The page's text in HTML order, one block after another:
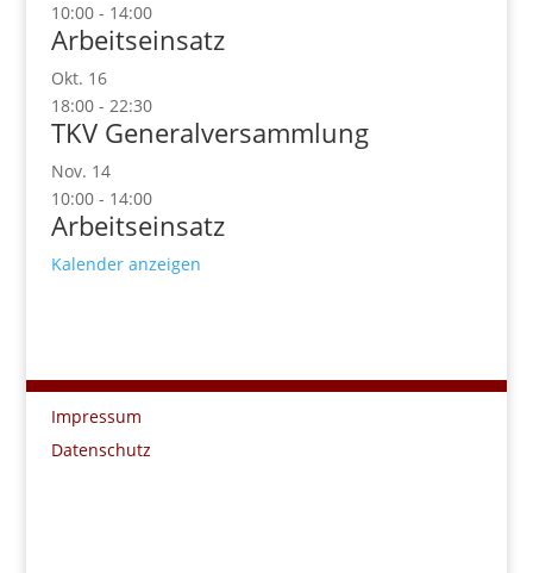
10:00- 14:00
Arbeitseinsatz
Okt. 16
18:00- 22:30
TKV Generalversammlung
Nov. 14
10:00- 14:00
Arbeitseinsatz
Kalender anzeigen
Impressum
Datenschutz